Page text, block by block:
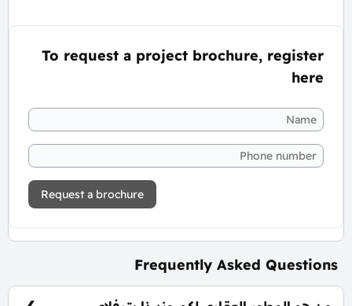
To request a project brochure, register
here
Request a brochure
Frequently Asked Questions